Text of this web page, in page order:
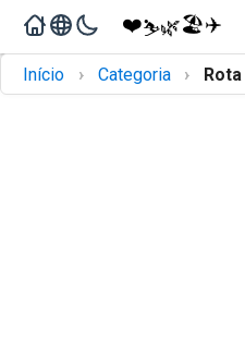
❤️⛷️🌿🏖️✈️
Início › Categoria ›